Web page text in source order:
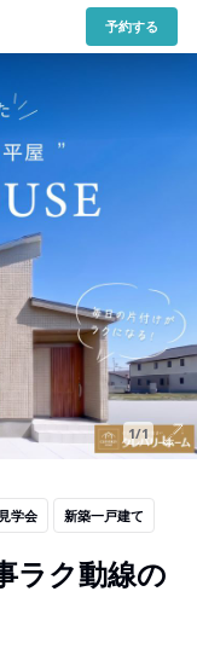
予約する
1/1
学会 新築一戸建て
ラク動線の